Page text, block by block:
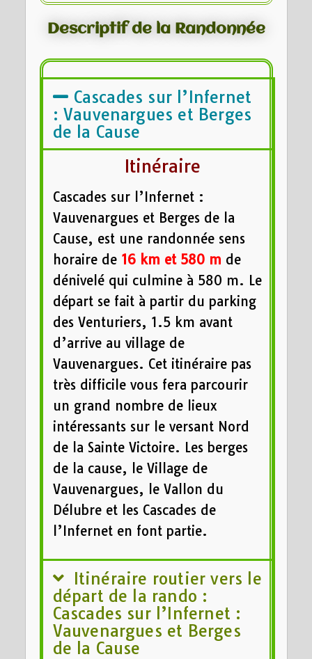
Descriptif de la Randonnée
Cascades sur l’Infernet
: Vauvenargues et Berges
de la Cause
Itinéraire
Cascades sur l’Infernet :
Vauvenargues et Berges de la
Cause, est une randonnée sens
horaire de 16 km et580 m de
dénivelé qui culmine à 580 m. Le
départ se fait à partir du parking
des Venturiers, 1.5 km avant
d’arrive au village de
Vauvenargues. Cet itinéraire pas
très difficile vous fera parcourir
un grand nombre de lieux
intéressants sur le versant Nord
de la Sainte Victoire. Les berges
de la cause, le Village de
Vauvenargues, le Vallon du
Délubre et les Cascades de
l’Infernet en font partie.
Itinéraire routier vers le
départ de la rando :
Cascades sur l’Infernet :
Vauvenargues et Berges
de la Cause